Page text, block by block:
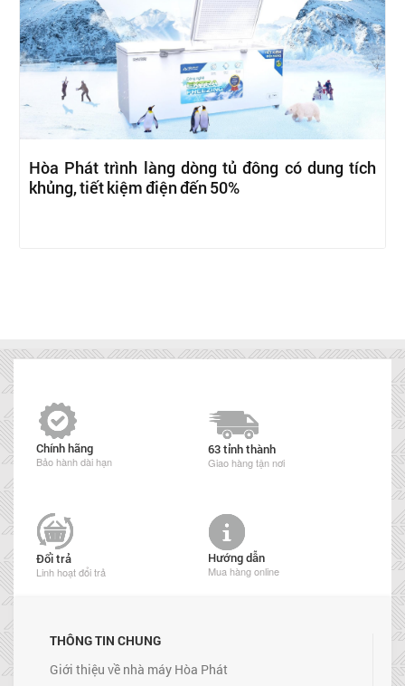
Hòa Phát trình làng dòng tủ đông có dung tích
khủng, tiết kiệm điện đến 50%
Chính hãng
Bảo hành dài hạn
63 tỉnh thành
Giao hàng tận nơi
Đổi trả
Linh hoạt đổi trả
Hướng dẫn
Mua hàng online
THÔNG TIN CHUNG
Giới thiệu về nhà máy Hòa Phát